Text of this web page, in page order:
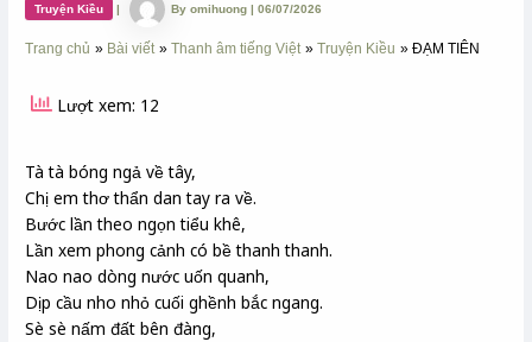
Truyện Kiều | Byomihuong|06/07/2026
Trang chủ Bài viết Thanh âm tiếng Việt Truyện Kiều ĐẠM TIÊN
Lượt xem: 12
Tà tà bóng ngả về tây,
Chị em thơ thẩn dan tay ra về.
Bướclần theo ngọntiểu khê,
Lần xem phong cảnh có bề thanh thanh.
Nao nao dòng nước uốn quanh,
Dịp cầu nho nhỏ cuối ghềnh bắc ngang.
Sè sènấm đất bên đàng,